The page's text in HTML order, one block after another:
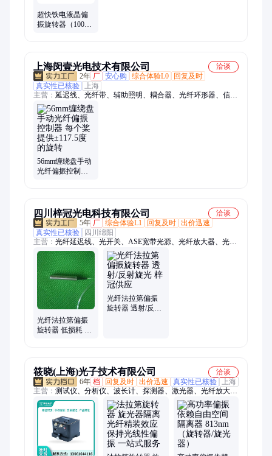
超快铁电液晶偏
振旋转器（100微
上海闵壹光电技术有限公司
洽谈
2年 厂 安心购 综合体验L0
回复及时
真实性已核验
上海
主营： 延迟线、光纤带、辅助照明、耦合器、光纤环形器、信号
合束器、可调光衰减器、在线光隔离器、光纤偏振控制器、光纤
分路器、光纤耦合器、法拉第旋转镜、光纤探头、多芯光纤扇、
单模单芯跳线、特种光纤跳线、保偏光纤跳线、保偏透镜光纤、
保偏光纤阵列、中红外光纤跳线、特种光纤、透镜光纤
56mm缠绕盘手动
光纤偏振控制器
四川梓冠光电科技有限公司
洽谈
5年 厂 综合体验L1 回复及时 出价迅速
真实性已核验
四川绵阳
主营： 光纤延迟线、光开关、ASE宽带光源、光纤放大器、光纤
衰减器、脉冲光纤激光器、光器件、msme光衰减器、纳秒光开
关、多通道光延迟线
光纤法拉第偏振
旋转器 低损耗 一
光纤法拉第偏振
旋转器 透射/反射
筱晓(上海)光子技术有限公司
洽谈
6年 档 回复及时 出价迅速 真实性已核验
上海
主营： 测试仪、分析仪、波长计、探测器、激光器、光纤放大
器、激光控制器、滤波器、隔离器、红外观察镜、台式光源、光
纤拉锥机、光纤光栅、晶体